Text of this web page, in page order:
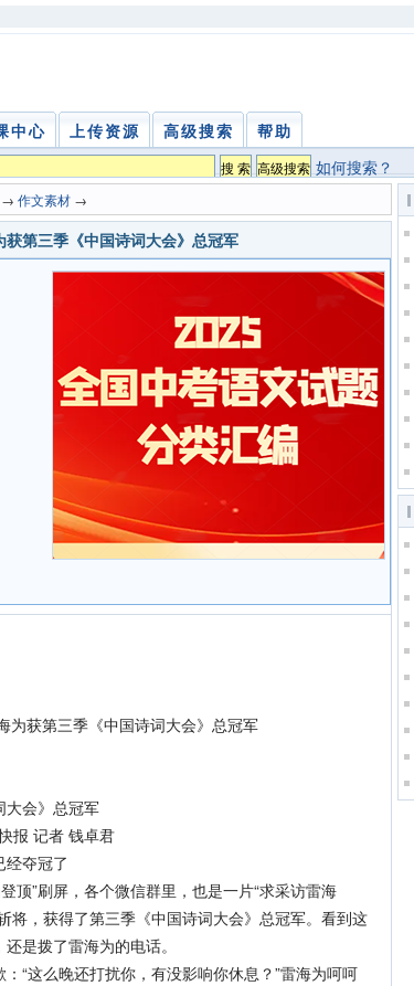
中心 上传资源 高级搜索
帮助
如何搜索？
→ 作文素材 →
第三季《中国诗词大会》总冠军
获第三季《中国诗词大会》总冠军
会》总冠军
报 记者 钱卓君
夺冠了
”刷屏，各个微信群里，也是一片“求采访雷海
将，获得了第三季《中国诗词大会》总冠军。看到这
是拨了雷海为的电话。
这么晚还打扰你，有没影响你休息？”雷海为呵呵